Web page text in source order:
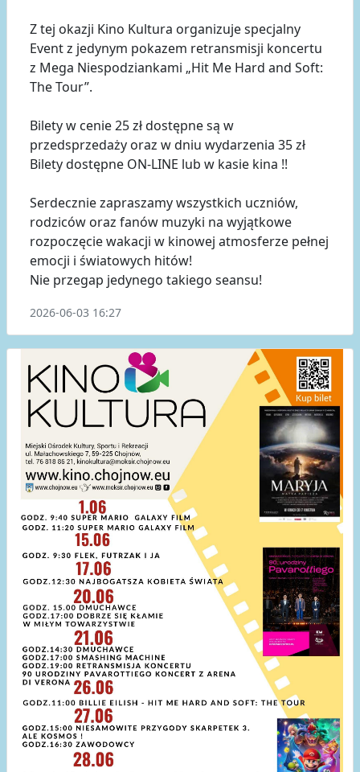
Z tej okazji Kino Kultura organizuje specjalny
Event z jedynym pokazem retransmisji koncertu
z Mega Niespodziankami „Hit Me Hard and Soft:
The Tour”.
Bilety w cenie 25 zł dostępne są w
przedsprzedaży oraz w dniu wydarzenia 35 zł
Bilety dostępne ON-LINE lub w kasie kina !!
Serdecznie zapraszamy wszystkich uczniów,
rodziców oraz fanów muzyki na wyjątkowe
rozpoczęcie wakacji w kinowej atmosferze pełnej
emocji i światowych hitów!
Nie przegap jedynego takiego seansu!
2026-06-03 16:27